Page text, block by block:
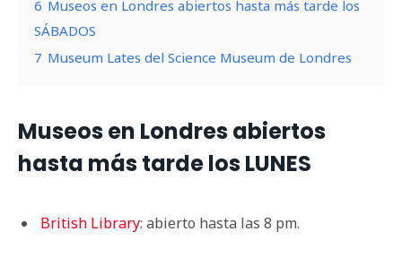
6 Museos en Londres abiertos hasta más tarde los
SÁBADOS
7 Museum Lates del Science Museum de Londres
Museos en Londres abiertos
hasta más tarde los LUNES
British Library: abierto hasta las 8 pm.